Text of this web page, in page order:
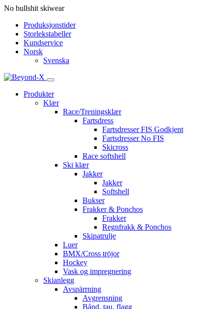
No bullshit skiwear
Produksjonstider
Storlekstabeller
Kundservice
Norsk
Svenska
Produkter
Klær
Race/Treningsklær
Fartsdress
Fartsdresser FIS Godkjent
Fartsdresser No FIS
Skicross
Race softshell
Ski klær
Jakker
Jakker
Softshell
Bukser
Frakker & Ponchos
Frakker
Regnfrakk & Ponchos
Skipatrulje
Luer
BMX/Cross tröjor
Hockey
Vask og impregnering
Skianlegg
Avspärrning
Avgrensning
Bånd, tau, flagg